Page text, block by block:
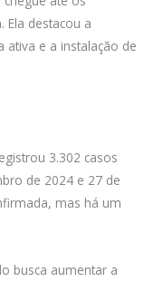
Ela destacou a
ativa e a instalação de
3.302 casos
de 2024 e 27 de
mas há um
busca aumentar a